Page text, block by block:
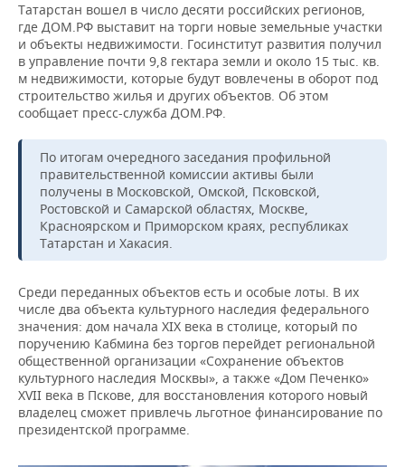
ВОЛЕЙБОЛ
КИБЕРСПОРТ
ФИГУРНОЕ КАТАНИЕ
ВОДНЫЕ ВИДЫ СПОРТА
ХОККЕЙ С МЯЧОМ
ИСТОРИЯ
КУЛЬТУРА
МЕДИЦИНА
ОБРАЗОВАНИЕ
ПРОИСШЕСТВИЯ
СПИСОК ПЕРСОН
СПИСОК КОМПАНИЙ
ПОЛНАЯ ВЕРСИЯ
Татарстан вошел в число десяти российских регионов,
где ДОМ.РФ выставит на торги новые земельные участки
и объекты недвижимости. Госинститут развития получил
в управление почти 9,8 гектара земли и около 15 тыс. кв.
м недвижимости, которые будут вовлечены в оборот под
строительство жилья и других объектов. Об этом
сообщает пресс-служба ДОМ.РФ.
По итогам очередного заседания профильной
правительственной комиссии активы были
получены в Московской, Омской, Псковской,
Ростовской и Самарской областях, Москве,
Красноярском и Приморском краях, республиках
Татарстан и Хакасия.
Среди переданных объектов есть и особые лоты. В их
числе два объекта культурного наследия федерального
значения: дом начала XIX века в столице, который по
поручению Кабмина без торгов перейдет региональной
общественной организации «Сохранение объектов
культурного наследия Москвы», а также «Дом Печенко»
XVII века в Пскове, для восстановления которого новый
владелец сможет привлечь льготное финансирование по
президентской программе.